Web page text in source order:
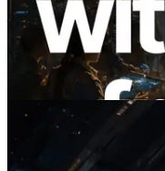
增全球 7 个区
Information API
阅读此文章